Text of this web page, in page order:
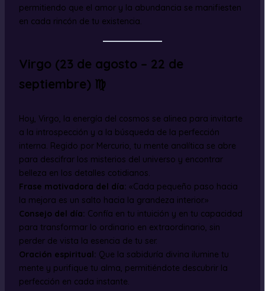
permitiendo que el amor y la abundancia se manifiesten
en cada rincón de tu existencia.
Virgo (23 de agosto – 22 de
septiembre) ♍
Hoy, Virgo, la energía del cosmos se alinea para invitarte
a la introspección y a la búsqueda de la perfección
interna. Regido por Mercurio, tu mente analítica se abre
para descifrar los misterios del universo y encontrar
belleza en los detalles cotidianos.
Frase motivadora del día: «Cada pequeño paso hacia
la mejora es un salto hacia la grandeza interior.»
Consejo del día: Confía en tu intuición y en tu capacidad
para transformar lo ordinario en extraordinario, sin
perder de vista la esencia de tu ser.
Oración espiritual: Que la sabiduría divina ilumine tu
mente y purifique tu alma, permitiéndote descubrir la
perfección en cada instante.